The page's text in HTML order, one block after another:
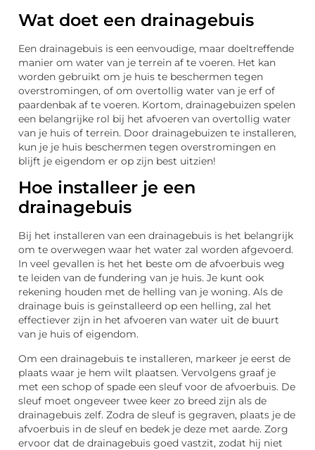
Wat doet een drainagebuis
Een drainagebuis is een eenvoudige, maar doeltreffende
manier om water van je terrein af te voeren. Het kan
worden gebruikt om je huis te beschermen tegen
overstromingen, of om overtollig water van je erf of
paardenbak af te voeren. Kortom, drainagebuizen spelen
een belangrijke rol bij het afvoeren van overtollig water
van je huis of terrein. Door drainagebuizen te installeren,
kun je je huis beschermen tegen overstromingen en
blijft je eigendom er op zijn best uitzien!
Hoe installeer je een
drainagebuis
Bij het installeren van een drainagebuis is het belangrijk
om te overwegen waar het water zal worden afgevoerd.
In veel gevallen is het het beste om de afvoerbuis weg
te leiden van de fundering van je huis. Je kunt ook
rekening houden met de helling van je woning. Als de
drainage buis is geïnstalleerd op een helling, zal het
effectiever zijn in het afvoeren van water uit de buurt
van je huis of eigendom.
Om een drainagebuis te installeren, markeer je eerst de
plaats waar je hem wilt plaatsen. Vervolgens graaf je
met een schop of spade een sleuf voor de afvoerbuis. De
sleuf moet ongeveer twee keer zo breed zijn als de
drainagebuis zelf. Zodra de sleuf is gegraven, plaats je de
afvoerbuis in de sleuf en bedek je deze met aarde. Zorg
ervoor dat de drainagebuis goed vastzit, zodat hij niet